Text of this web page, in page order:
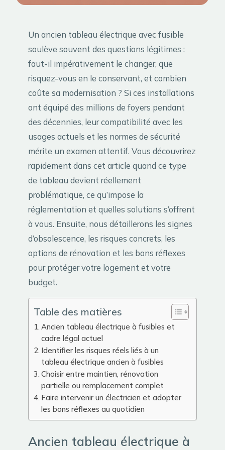
Un ancien tableau électrique avec fusible
soulève souvent des questions légitimes :
faut-il impérativement le changer, que
risquez-vous en le conservant, et combien
coûte sa modernisation ? Si ces installations
ont équipé des millions de foyers pendant
des décennies, leur compatibilité avec les
usages actuels et les normes de sécurité
mérite un examen attentif. Vous découvrirez
rapidement dans cet article quand ce type
de tableau devient réellement
problématique, ce qu’impose la
réglementation et quelles solutions s’offrent
à vous. Ensuite, nous détaillerons les signes
d’obsolescence, les risques concrets, les
options de rénovation et les bons réflexes
pour protéger votre logement et votre
budget.
Table des matières
Ancien tableau électrique à fusibles et
cadre légal actuel
Identifier les risques réels liés à un
tableau électrique ancien à fusibles
Choisir entre maintien, rénovation
partielle ou remplacement complet
Faire intervenir un électricien et adopter
les bons réflexes au quotidien
Ancien tableau électrique à